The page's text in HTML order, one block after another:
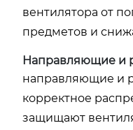
вентилятора от
предметов и
Направляющие и
направляющие и
корректное
защищают